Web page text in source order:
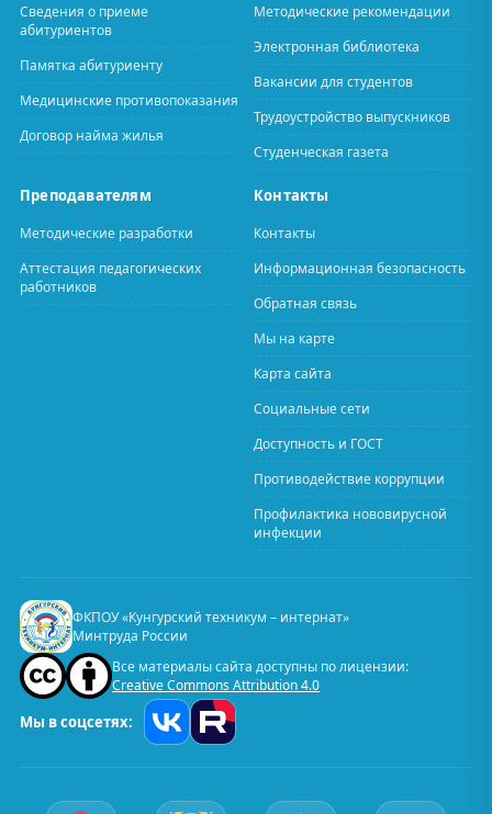
Сведения о приеме
абитуриентов
Памятка абитуриенту
Медицинские противопоказания
Договор найма жилья
Методические рекомендации
Электронная библиотека
Вакансии для студентов
Трудоустройство выпускников
Студенческая газета
Преподавателям
Методические разработки
Аттестация педагогических
работников
Контакты
Контакты
Информационная безопасность
Обратная связь
Мы на карте
Карта сайта
Социальные сети
Доступность и ГОСТ
Противодействие коррупции
Профилактика нововирусной
инфекции
ФКПОУ «Кунгурский техникум – интернат»
Минтруда России
Все материалы сайта доступны по лицензии:
Creative Commons Attribution 4.0
Мы в соцсетях: